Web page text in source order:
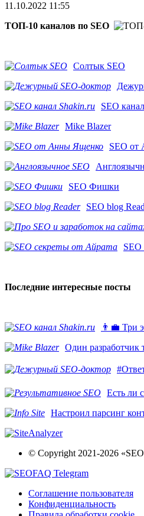
11.10.2022 11:55
ТОП-10 каналов по SEO
Солтык SEO
SEO
Mike Blazer
SEO
SEO Фишки
SEO blog
SEO
Последние интересные посты
👨‍💼 Три
​Один разработчик
Есть ли
Настроил парсинг
© Copyright 2021-2026
Соглашение пользователя
Конфиденциальность